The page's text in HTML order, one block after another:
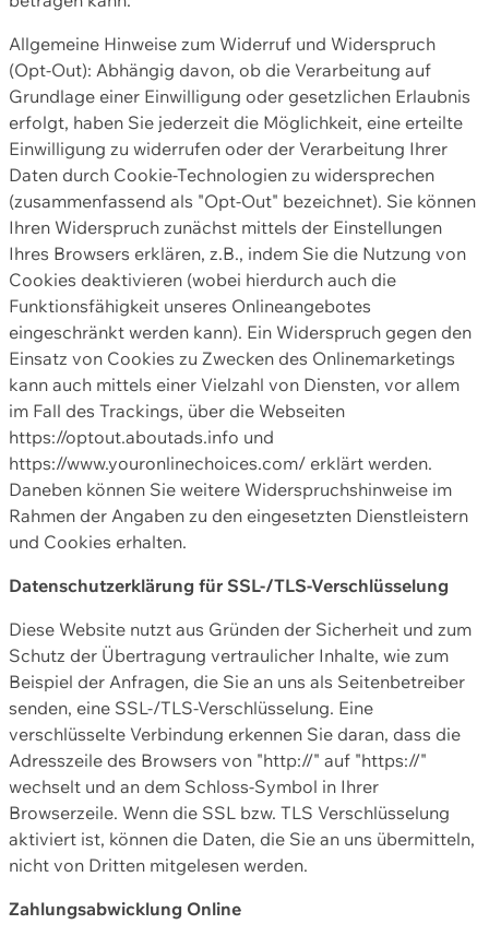
Allgemeine Hinweise zum Widerruf und Widerspruch
(Opt-Out): Abhängig davon, ob die Verarbeitung auf
Grundlage einer Einwilligung oder gesetzlichen Erlaubnis
erfolgt, haben Sie jederzeit die Möglichkeit, eine erteilte
Einwilligung zu widerrufen oder der Verarbeitung Ihrer
Daten durch Cookie-Technologien zu widersprechen
(zusammenfassend als "Opt-Out" bezeichnet). Sie können
Ihren Widerspruch zunächst mittels der Einstellungen
Ihres Browsers erklären, z.B., indem Sie die Nutzung von
Cookies deaktivieren (wobei hierdurch auch die
Funktionsfähigkeit unseres Onlineangebotes
eingeschränkt werden kann). Ein Widerspruch gegen den
Einsatz von Cookies zu Zwecken des Onlinemarketings
kann auch mittels einer Vielzahl von Diensten, vor allem
im Fall des Trackings, über die Webseiten
https://optout.aboutads.info und
https://www.youronlinechoices.com/ erklärt werden.
Daneben können Sie weitere Widerspruchshinweise im
Rahmen der Angaben zu den eingesetzten Dienstleistern
und Cookies erhalten.
Datenschutzerklärung für SSL-/TLS-Verschlüsselung
Diese Website nutzt aus Gründen der Sicherheit und zum
Schutz der Übertragung vertraulicher Inhalte, wie zum
Beispiel der Anfragen, die Sie an uns als Seitenbetreiber
senden, eine SSL-/TLS-Verschlüsselung. Eine
verschlüsselte Verbindung erkennen Sie daran, dass die
Adresszeile des Browsers von "http://" auf "https://"
wechselt und an dem Schloss-Symbol in Ihrer
Browserzeile. Wenn die SSL bzw. TLS Verschlüsselung
aktiviert ist, können die Daten, die Sie an uns übermitteln,
nicht von Dritten mitgelesen werden.
Zahlungsabwicklung Online